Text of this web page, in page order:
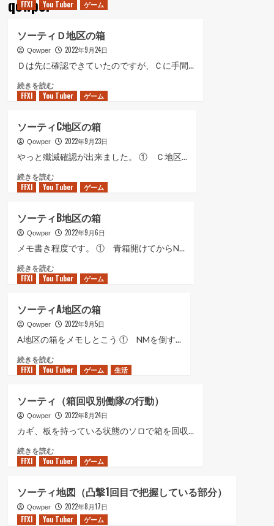
ュ
qowper
FFXI You Tuber ゲーム
ソーティＤ地区の箱
Qowper 2022年9月24日
Ｄは先に確認できていたのですが、Ｃに手間...
続きを読むソ
ー
Ｄ
地
区
箱
に
い
て
さ
ら
読
む
FFXI You Tuber ゲーム
ソーティC地区の箱
Qowper 2022年9月23日
やっと殲滅確認が出来ました。 ① Ｃ地区...
続きを読むソ
ー
C
地
区
箱
に
い
て
さ
ら
読
む
FFXI You Tuber ゲーム
ソーティB地区の箱
Qowper 2022年9月6日
メモ書き程度です。 ① 青箱開けてからN...
続きを読むソ
ー
B
地
区
箱
に
て
さ
ら
読
む
FFXI You Tuber ゲーム
ソーティA地区の箱
Qowper 2022年9月5日
A地区の箱をメモしとこう ① NMを倒す...
続きを読むソ
ー
A
地
区
箱
に
い
て
さ
ら
FFXI You Tuber ゲーム 生活
ソーティ（箱回収別働隊の行動）
Qowper 2022年8月24日
カギ、板を持っている状態のソロで箱を回収...
続きを読むソ
ー
（箱
回
収
FFXI You Tuber ゲーム
ソーティ地図（凸撃1回目で把握している部分）
Qowper
2022年8月17日
FFXI
You Tuber ゲーム